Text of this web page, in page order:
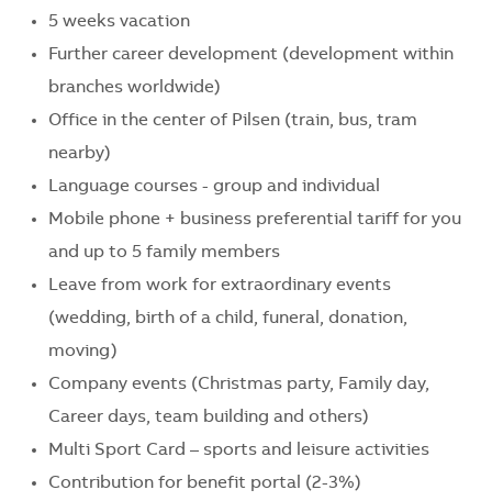
5 weeks vacation
Further career development (development within
branches worldwide)
Office in the center of Pilsen (train, bus, tram
nearby)
Language courses - group and individual
Mobile phone + business preferential tariff for you
and up to 5 family members
Leave from work for extraordinary events
(wedding, birth of a child, funeral, donation,
moving)
Company events (Christmas party, Family day,
Career days, team building and others)
Multi Sport Card – sports and leisure activities
Contribution for benefit portal (2-3%)